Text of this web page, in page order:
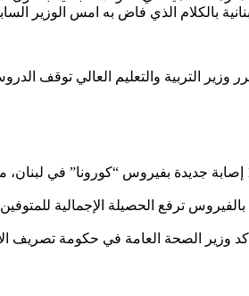
بالكلام الذي فاض به امس الوزير
وزير التربية والتعليم العالي توقف
وزير الصحة العامة في حكومة تصريف